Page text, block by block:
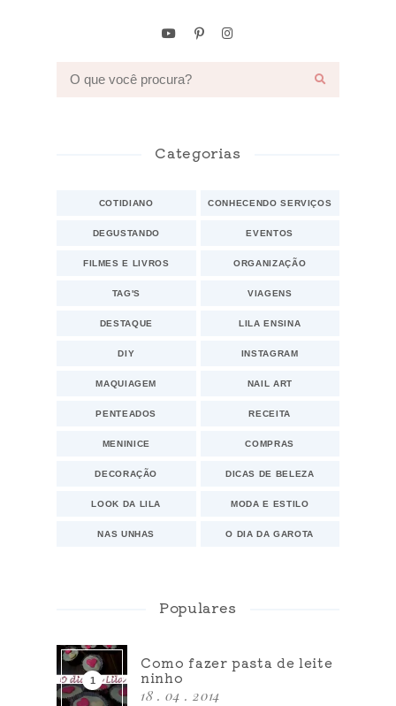
Categorias
COTIDIANO CONHECENDO SERVIÇOS
DEGUSTANDO EVENTOS
FILMES E LIVROS ORGANIZAÇÃO
TAG'S VIAGENS
DESTAQUE LILA ENSINA
DIY INSTAGRAM
MAQUIAGEM NAIL ART
PENTEADOS RECEITA
MENINICE COMPRAS
DECORAÇÃO DICAS DE BELEZA
LOOK DA LILA MODA E ESTILO
NAS UNHAS O DIA DA GAROTA
Populares
Como fazer pasta de leite
ninho
18 . 04 . 2014